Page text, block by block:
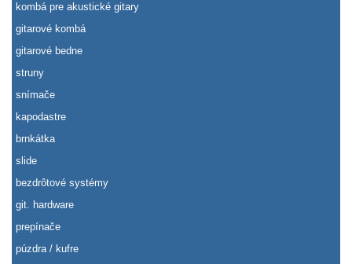
kombá pre akustické gitary
gitarové kombá
gitarové bedne
struny
snímače
kapodastre
brnkátka
slide
bezdrôtové systémy
git. hardware
prepínače
púzdra / kufre